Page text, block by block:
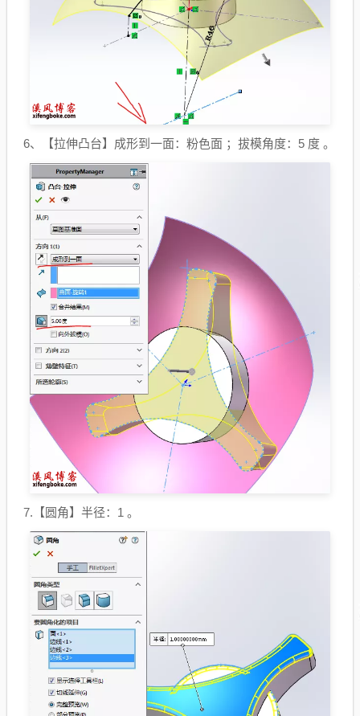
6、【拉伸凸台】成形到一面：粉色面 ；拔模角度：5 度 。
7.【圆角】半径：1 。